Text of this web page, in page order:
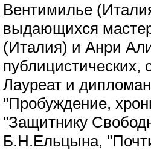
Вентимилье
выдающихся
(Италия) и Анри
Лауреат и
"Пробуждение,
"Защитнику
Б.Н.Ельцына,